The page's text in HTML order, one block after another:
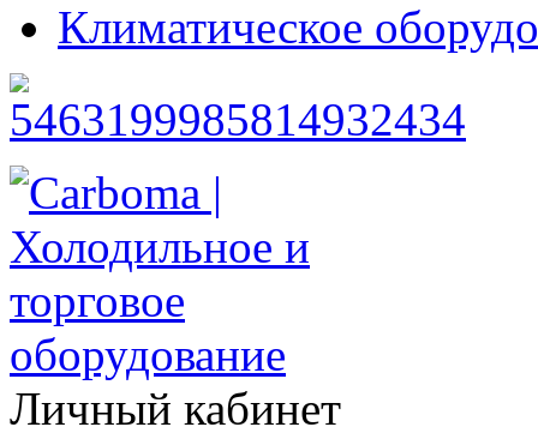
Климатическое
Личный кабинет